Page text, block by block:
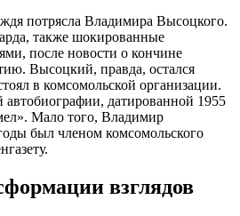
потрясла Владимира Высоцкого.
также шокированные
после новости о кончине
Высоцкий, правда, остался
в комсомольской организации.
автобиографии, датированной 1955
Мало того, Владимир
был членом комсомольского
взглядов